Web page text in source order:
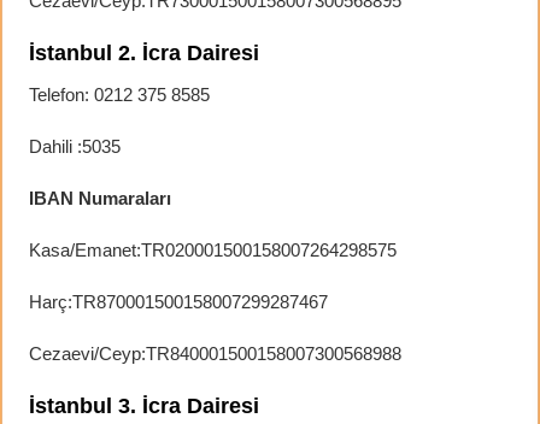
İstanbul 2. İcra Dairesi
Telefon: 0212 375 8585
Dahili :5035
IBAN Numaraları
Kasa/Emanet:TR020001500158007264298575
Harç:TR870001500158007299287467
Cezaevi/Ceyp:TR840001500158007300568988
İstanbul 3. İcra Dairesi